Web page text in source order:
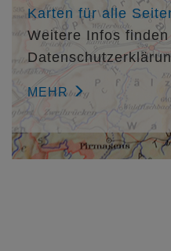
Karten für alle
Weitere Infos
MEHR